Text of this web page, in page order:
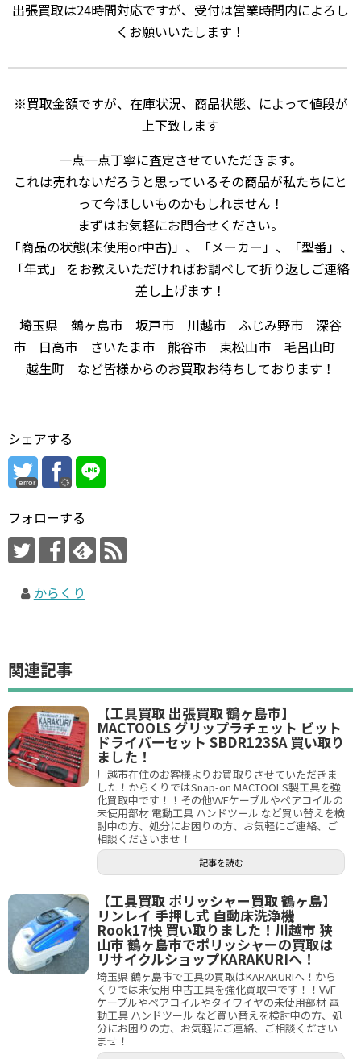
出張買取は24時間対応ですが、受付は営業時間内によろし
くお願いいたします！
※買取金額ですが、在庫状況、商品状態、によって値段が
上下致します
一点一点丁寧に査定させていただきます。
これは売れないだろうと思っているその商品が私たちにと
って今ほしいものかもしれません！
まずはお気軽にお問合せください。
「商品の状態(未使用or中古)」、「メーカー」、「型番」、
「年式」 をお教えいただければお調べして折り返しご連絡
差し上げます！
埼玉県 鶴ヶ島市 坂戸市 川越市 ふじみ野市 深谷
市 日高市 さいたま市 熊谷市 東松山市 毛呂山町
越生町 など皆様からのお買取お待ちしております！
シェアする
error
フォローする
からくり
関連記事
【工具買取 出張買取 鶴ヶ島市】
MACTOOLS グリップラチェット ビット
ドライバーセット SBDR123SA 買い取り
ました！
川越市在住のお客様よりお買取りさせていただきま
した！からくりではSnap-on MACTOOLS製工具を強
化買取中です！！その他VVFケーブルやペアコイルの
未使用部材 電動工具 ハンドツール など買い替えを検
討中の方、処分にお困りの方、お気軽にご連絡、ご
相談くださいませ！
記事を読む
【工具買取 ポリッシャー買取 鶴ヶ島】
リンレイ 手押し式 自動床洗浄機
Rook17快 買い取りました！川越市 狭
山市 鶴ヶ島市でポリッシャーの買取は
リサイクルショップKARAKURIへ！
埼玉県 鶴ヶ島市で工具の買取はKARAKURIへ！から
くりでは未使用 中古工具を強化買取中です！！VVF
ケーブルやペアコイルやタイワイヤの未使用部材 電
動工具 ハンドツール など買い替えを検討中の方、処
分にお困りの方、お気軽にご連絡、ご相談ください
ませ！